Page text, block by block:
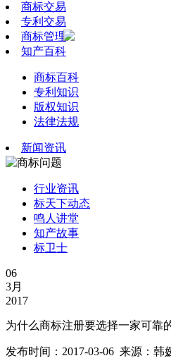
商标交易
专利交易
商标管理
知产百科
商标百科
专利知识
版权知识
法律法规
新闻资讯
行业资讯
标天下动态
鸣人讲堂
知产故事
标卫士
06
3月
2017
为什么商标注册要选择一家可靠
发布时间：2017-03-06 来源：韩